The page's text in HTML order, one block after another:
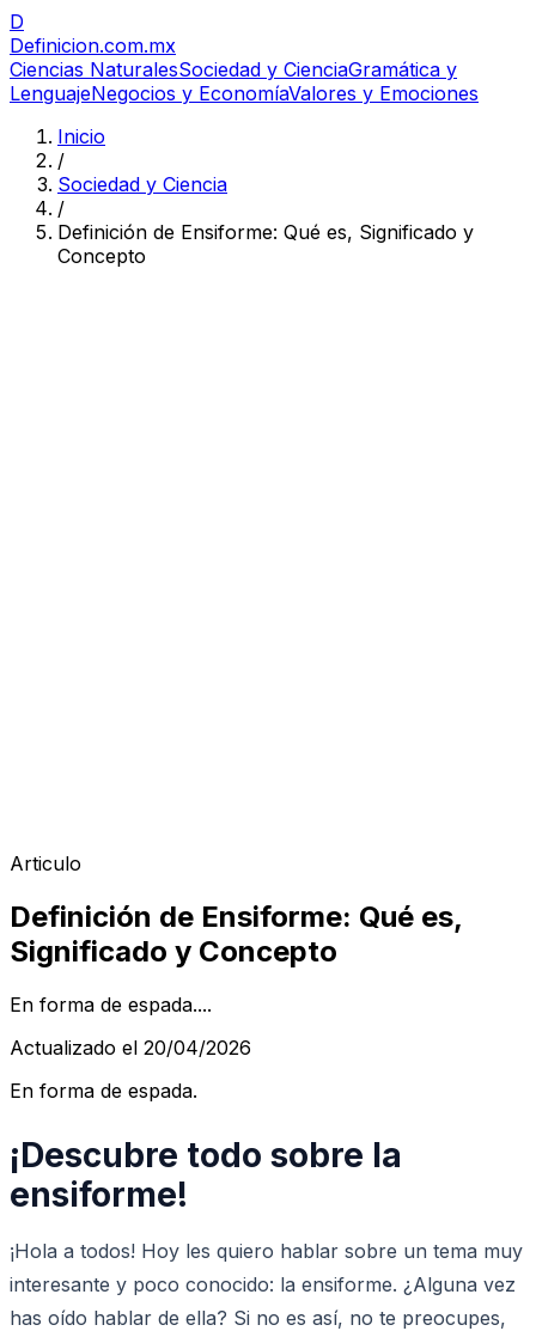
D
Definicion.com.mx
Ciencias NaturalesSociedad y CienciaGramática y
LenguajeNegocios y EconomíaValores y Emociones
Inicio
/
Sociedad y Ciencia
/
Definición de Ensiforme: Qué es, Significado y
Concepto
Articulo
Definición de Ensiforme: Qué es,
Significado y Concepto
En forma de espada....
Actualizado el 20/04/2026
En forma de espada.
¡Descubre todo sobre la
ensiforme!
¡Hola a todos! Hoy les quiero hablar sobre un tema muy
interesante y poco conocido: la ensiforme. ¿Alguna vez
has oído hablar de ella? Si no es así, no te preocupes,